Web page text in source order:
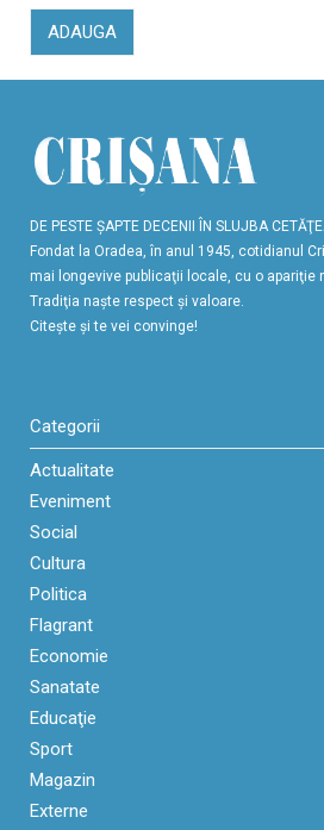
ADAUGA
DE PESTE ŞAPTE DECENII ÎN SLUJBA
Fondat la Oradea, în anul 1945, cotidianul
mai longevive publicaţii locale, cu o apariţie
Tradiţia naşte respect şi valoare.
Citeşte şi te vei convinge!
Categorii
Actualitate
Eveniment
Social
Cultura
Politica
Flagrant
Economie
Sanatate
Educaţie
Sport
Magazin
Externe